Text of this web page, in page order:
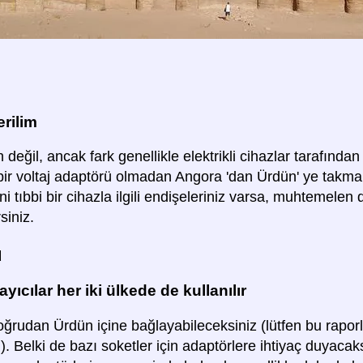
değil, ancak fark genellikle elektrikli cihazlar
bir voltaj adaptörü olmadan Angora 'dan Ürdün' ye
tıbbi bir cihazla ilgili endişeleriniz varsa, muhtemelen
her iki ülkede de kullanılır
Ürdün içine bağlayabileceksiniz (lütfen bu
Belki de bazı soketler için adaptörlere ihtiyaç